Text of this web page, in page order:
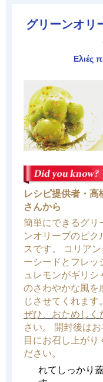
グリーンオリ
Ελιές
レシピ提供者・高
さんから
簡単にできるグリ
ンオリーブのピク
スです。 コリア
ーシードとフレッ
ュレモンがギリシ
のさわやかな風を
じさせてくれます。
ぜひ、おためしく
さい。 開封後は
目にお召し上がり
ださい。
れてしっかり